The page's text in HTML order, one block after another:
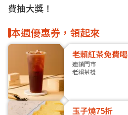
費抽大獎！
本週優惠券，領起來
老賴紅茶免費喝
連鎖門市
老賴茶棧
玉子燒75折